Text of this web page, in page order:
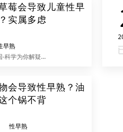
莓会导致儿童性早
实属多虑
早熟
来源：科普中国-科学为你解疑释惑
会导致性早熟？油
个锅不背
性早熟